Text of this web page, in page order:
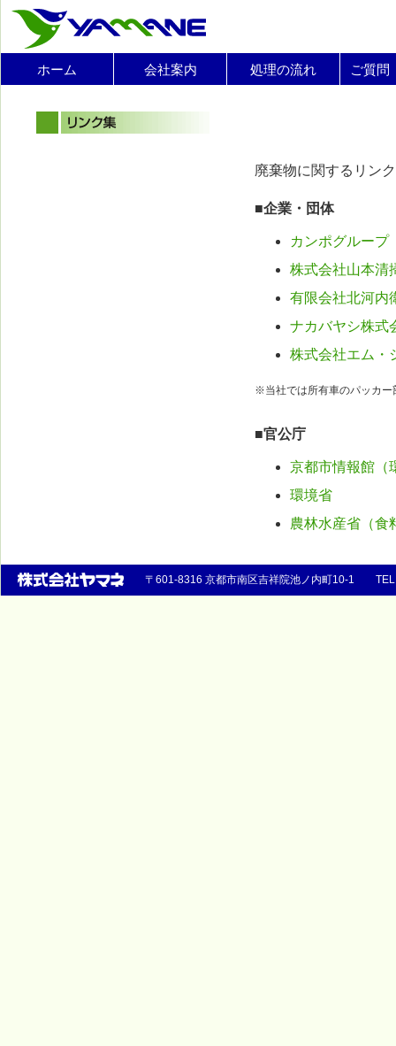
ホーム 会社案内 処理の流れ ご質問
廃棄物に関するリン
■企業・団体
カンポグループ
株式会社山本清
有限会社北河内
ナカバヤシ株式
株式会社エム・
※当社では所有車のパッカー
■官公庁
京都市情報館（
環境省
農林水産省（食
〒601-8316 京都市南区吉祥院池ノ内町10-1